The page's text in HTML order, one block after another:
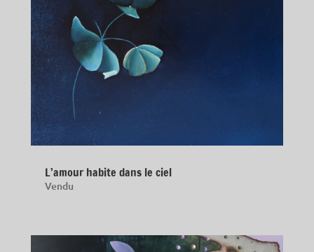
L’amour habite dans le ciel
Vendu